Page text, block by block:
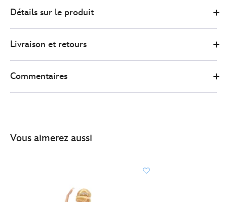
31.00
https://www.disneystore.fr/poupee-
ballerine-
princesses-
disney-
bete-
Détails sur le produit
Livraison et retours
Commentaires
Vous aimerez aussi